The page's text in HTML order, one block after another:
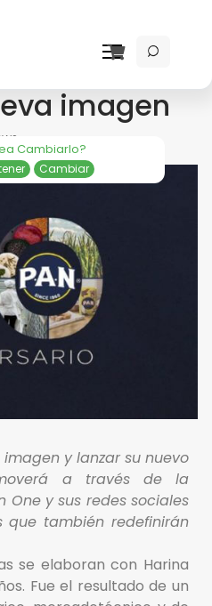
Cambiarlo?
Cambiar
sus 60
imagen
y lanzar su nuevo
a través de la
y sus redes sociales
que también redefinirán
se elaboran con Harina
Fue el resultado de un